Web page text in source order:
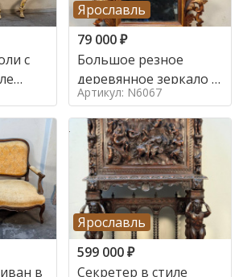
с
Ярославль
79 000₽
Большое резное
деревянное зеркало с
золочением в стиле
Артикул: N6067
в
Ярославль
599 000₽
Секретер в стиле